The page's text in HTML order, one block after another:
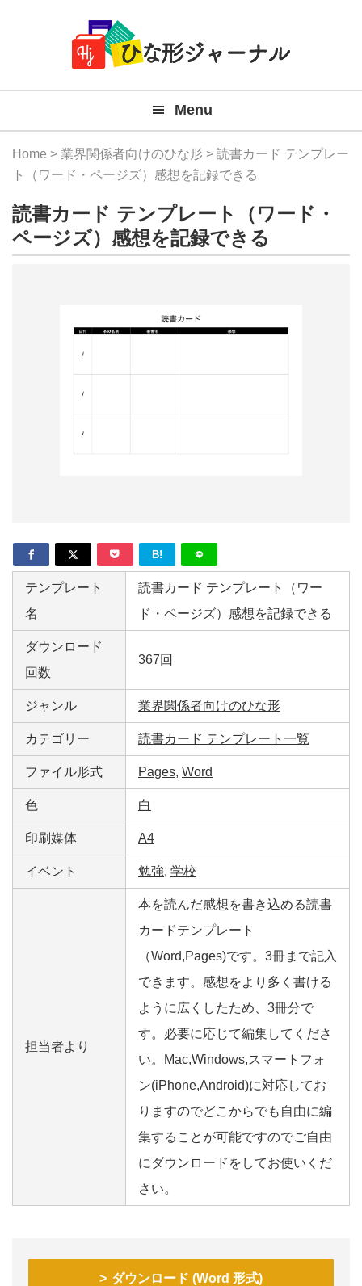
Navigation
料
テ
プ
ー
Menu
Home > 業界関係者向けのひな形 > 読書カード テンプレー
ト（ワード・ページズ）感想を記録できる
読書カード テンプレート（ワード・
ページズ）感想を記録できる
B!
テンプレート
名
読書カード テンプレート（ワー
ド・ページズ）感想を記録できる
ダウンロード
回数
367回
ジャンル 業界関係者向けのひな形
カテゴリー 読書カード テンプレート一覧
ファイル形式 Pages, Word
色 白
印刷媒体 A4
イベント 勉強, 学校
担当者より
本を読んだ感想を書き込める読書
カードテンプレート
（Word,Pages)です。3冊まで記入
できます。感想をより多く書ける
ように広くしたため、3冊分で
す。必要に応じて編集してくださ
い。Mac,Windows,スマートフォ
ン(iPhone,Android)に対応してお
りますのでどこからでも自由に編
集することが可能ですのでご自由
にダウンロードをしてお使いくだ
さい。
ダウンロード (Word 形式)